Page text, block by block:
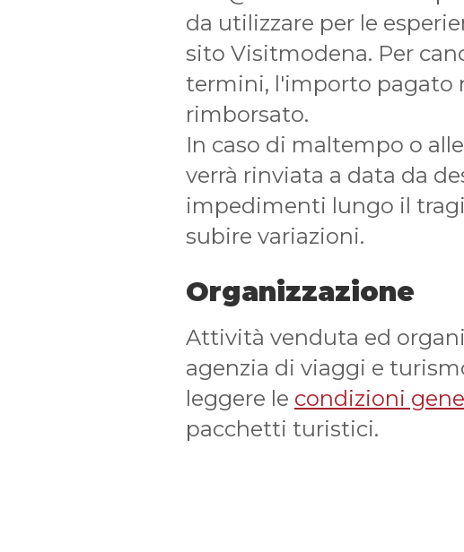
da utilizzare per le
sito Visitmodena. Per
termini, l'importo pagato
rimborsato.
In caso di maltempo o
verrà rinviata a data da
impedimenti lungo il
subire variazioni.
Organizzazione
Attività venduta ed
agenzia di viaggi e
leggere le condizioni
pacchetti turistici.